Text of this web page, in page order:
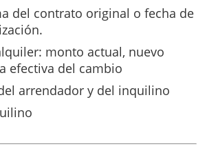
del contrato original o fecha de
monto actual, nuevo
efectiva del cambio
arrendador y del inquilino